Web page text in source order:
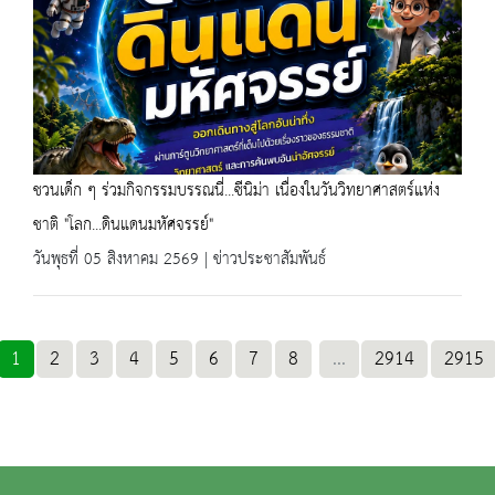
ชวนเด็ก ๆ ร่วมกิจกรรมบรรณนี่...ซีนิม่า เนื่องในวันวิทยาศาสตร์แห่ง
ชาติ "โลก...ดินแดนมหัศจรรย์"
วันพุธที่ 05 สิงหาคม 2569 | ข่าวประชาสัมพันธ์
1 2 3 4 5 6 7 8 ... 2914 2915